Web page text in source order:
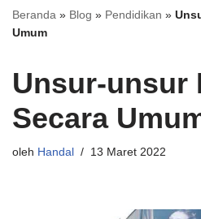
Beranda » Blog » Pendidikan »
Umum
Unsur-unsur
Secara
oleh Handal 13 Maret 2022